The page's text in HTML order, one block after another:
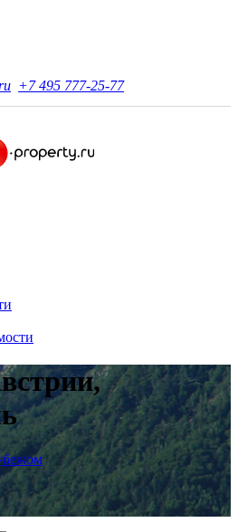
+7 495 777-25-77